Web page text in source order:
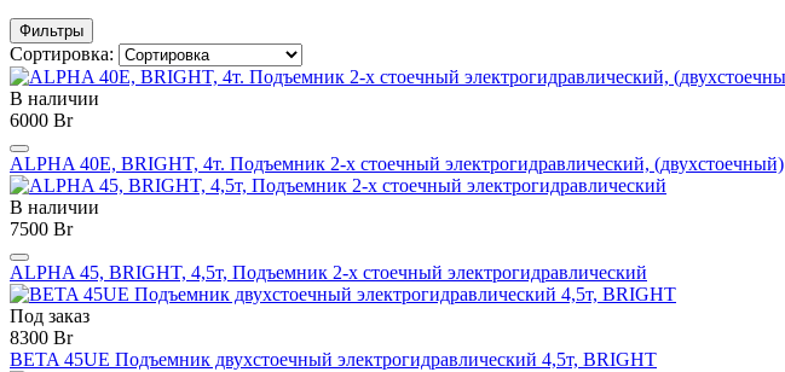
Фильтры
Сортировка:
В наличии
6000 Br
ALPHA 40E, BRIGHT, 4т. Подъемник 2-х стоечный электрогидравлический, (двухстоечный)
В наличии
7500 Br
ALPHA 45, BRIGHT, 4,5т, Подъемник 2-х стоечный электрогидравлический
Под заказ
8300 Br
BETA 45UE Подъемник двухстоечный электрогидравлический 4,5т, BRIGHT